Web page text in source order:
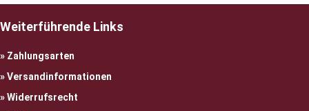
Weiterführende Links
Zahlungsarten
Versandinformationen
Widerrufsrecht